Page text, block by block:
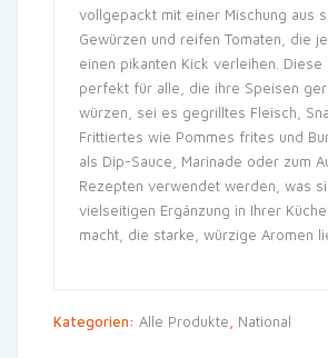
vollgepackt mit einer Mischung aus
Gewürzen und reifen Tomaten, die
einen pikanten Kick verleihen. Diese
perfekt für alle, die ihre Speisen
würzen, sei es gegrilltes Fleisch,
Frittiertes wie Pommes frites und
als Dip-Sauce, Marinade oder zum
Rezepten verwendet werden, was
vielseitigen Ergänzung in Ihrer
macht, die starke, würzige Aromen
Kategorien: Alle Produkte National